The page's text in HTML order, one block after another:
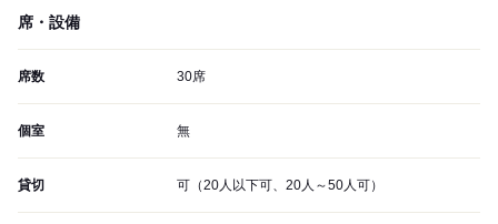
席・設備
席数 30席
個室 無
貸切 可（20人以下可、20人～50人可）